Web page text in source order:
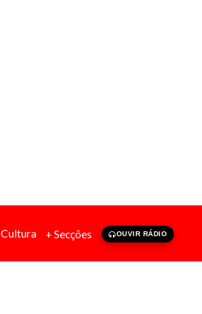
Cultura + Secções OUVIR RÁDIO